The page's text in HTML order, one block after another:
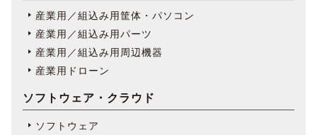
産業用／組込み用筐体・パソコン
産業用／組込み用パーツ
産業用／組込み用周辺機器
産業用ドローン
ソフトウェア・クラウド
ソフトウェア